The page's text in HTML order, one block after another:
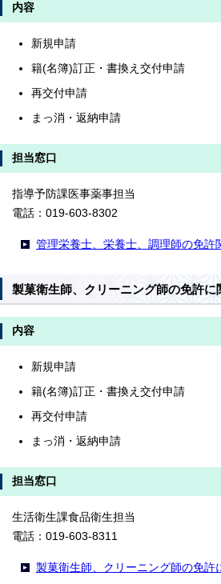
内容
新規申請
籍(名簿)訂正・書換え交付申請
再交付申請
まっ消・返納申請
担当窓口
指導予防課医事薬事担当
電話：019-603-8302
管理栄養士、栄養士、調理師の免許
製菓衛生師、クリーニング師の免許に
内容
新規申請
籍(名簿)訂正・書換え交付申請
再交付申請
まっ消・返納申請
担当窓口
生活衛生課食品衛生担当
電話：019-603-8311
製菓衛生師、クリーニング師の免許